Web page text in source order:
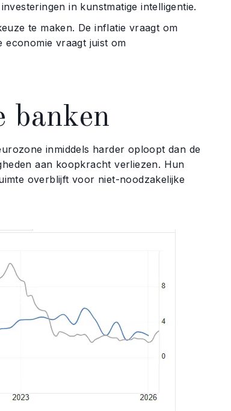
in kunstmatige intelligentie.
te maken. De inflatie vraagt om
economie vraagt juist om
banken
inmiddels harder oploopt dan de
aan koopkracht verliezen. Hun
overblijft voor niet-noodzakelijke